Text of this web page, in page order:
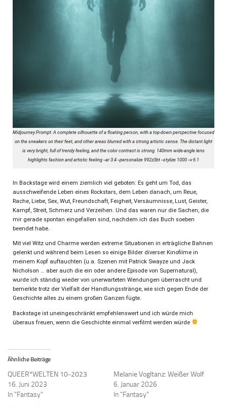
Midjourney Prompt: A complete silhouette of a floating person, with a top-down perspective focused
on the sneakers on their feet, and other areas blurred with a strong artistic sense. The distant light
is very bright, full of trendy feeling, and the color contrast is strong. 140mm wide-angle lens
highlights fashion and artistic feeling --ar 3:4 --personalize 992z3bt --stylize 1000 --v 6.1
In Backstage wird einem ziemlich viel geboten: Es geht um Tod, das
ausschweifende Leben eines Rockstars, dem Leben danach, um Reue,
Rache, Liebe, Sex, Wut, Freundschaft, Feigheit, Versäumnisse, Lust, Geister,
Kampf, Streit, Schmerz und Verzeihen. Und das waren nur die Sachen, die
mir gerade spontan eingefallen sind, nachdem ich das Buch soeben
beendet habe.
Mit viel Witz und Charme werden extreme Situationen in erträgliche Bahnen
gelenkt und während beim Lesen so einige Bilder diverser Kinofilme in
meinem Kopf auftauchten (u.a. Szenen mit Patrick Swayze und Jack
Nicholson … aber auch die ein oder andere Episode von Supernatural),
wurde ich ständig wieder von unerwarteten Wendungen überrascht und
bemerkte trotz der Vielfalt der Handlungsstränge, wie sich gegen Ende der
Geschichte alles zu einem großen Ganzen fügte.
Backstage ist uneingeschränkt empfehlenswert und ich würde mich
überaus freuen, wenn die Geschichte einmal verfilmt werden würde
Ähnliche Beiträge
QUEER*WELTEN 10-2023
16. Juni 2023
In "Fantasy"
Melanie Vogltanz: Weißer Wolf
6. Januar 2026
In "Fantasy"